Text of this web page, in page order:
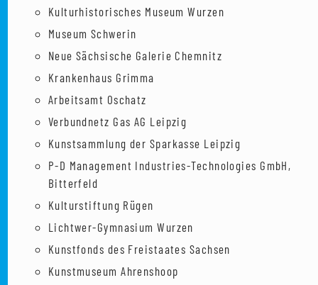
Kulturhistorisches Museum Wurzen
Museum Schwerin
Neue Sächsische Galerie Chemnitz
Krankenhaus Grimma
Arbeitsamt Oschatz
Verbundnetz Gas AG Leipzig
Kunstsammlung der Sparkasse Leipzig
P-D Management Industries-Technologies GmbH,
Bitterfeld
Kulturstiftung Rügen
Lichtwer-Gymnasium Wurzen
Kunstfonds des Freistaates Sachsen
Kunstmuseum Ahrenshoop